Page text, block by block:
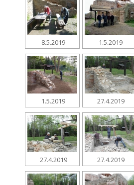
8.5.2019 1.5.2019
1.5.2019 27.4.2019
27.4.2019 27.4.2019